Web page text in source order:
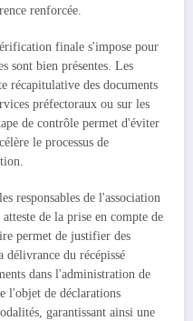
renforcée.
finale s'impose pour
sont bien présentes. Les
récapitulative des documents
préfectoraux ou sur les
de contrôle permet d'éviter
le processus de
responsables de l'association
de la prise en compte de
permet de justifier des
délivrance du récépissé
dans l'administration de
l'objet de déclarations
garantissant ainsi une